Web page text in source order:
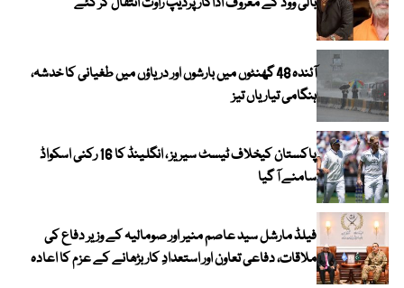
آئندہ 48 گھنٹوں میں بارشوں اور دریاؤں میں طغیانی کا خدشہ،
ہنگامی تیاریاں تیز
پاکستان کیخلاف ٹیسٹ سیریز ، انگلینڈ کا 16 رکنی اسکواڈ
سامنے آ گیا
فیلڈ مارشل سید عاصم منیر اور صومالیہ کے وزیر دفاع کی
ملاقات، دفاعی تعاون اور استعدادِ کار بڑھانے کے عزم کا اعادہ